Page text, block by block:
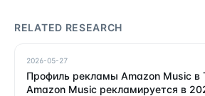
RELATED RESEARCH
2026-05-27
Профиль рекламы Amazon Music в
Amazon Music рекламируется в